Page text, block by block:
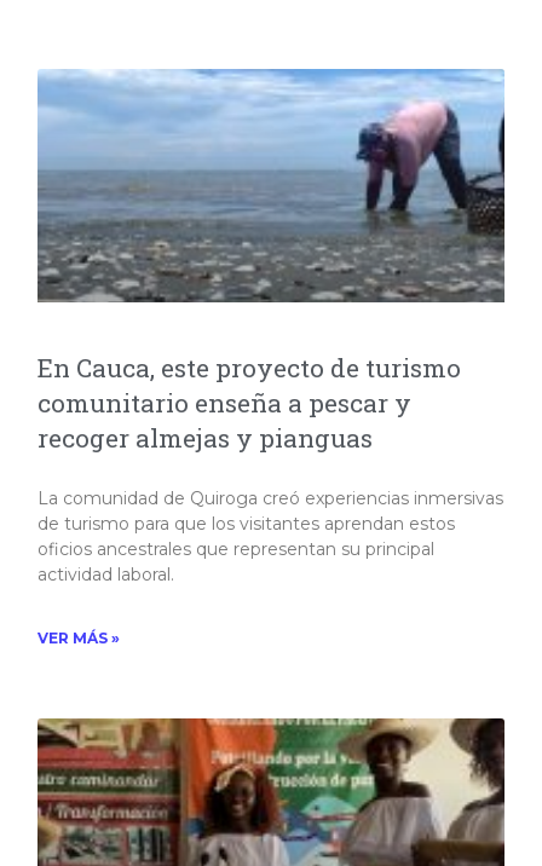
En Cauca, este proyecto de turismo
comunitario enseña a pescar y
recoger almejas y pianguas
La comunidad de Quiroga creó experiencias inmersivas
de turismo para que los visitantes aprendan estos
oficios ancestrales que representan su principal
actividad laboral.​
VER MÁS »